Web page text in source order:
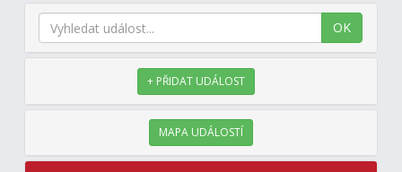
OK
+ PŘIDAT UDÁLOST
MAPA UDÁLOSTÍ